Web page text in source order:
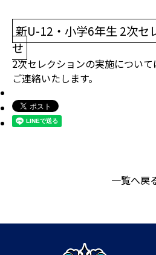
新U-12・小学6年生 2次セ
せ
2次セレクションの実施につい
ご連絡いたします。
一覧へ戻